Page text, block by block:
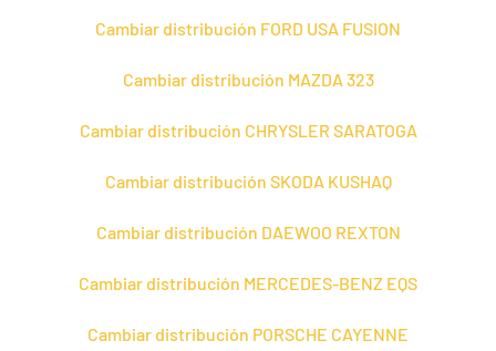
Cambiar distribución FORD USA FUSION
Cambiar distribución MAZDA 323
Cambiar distribución CHRYSLER SARATOGA
Cambiar distribución SKODA KUSHAQ
Cambiar distribución DAEWOO REXTON
Cambiar distribución MERCEDES-BENZ EQS
Cambiar distribución PORSCHE CAYENNE